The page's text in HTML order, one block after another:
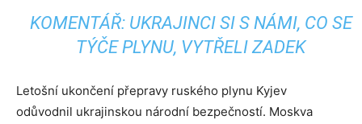
KOMENTÁŘ: UKRAJINCI SI S NÁMI, CO SE
TÝČE PLYNU, VYTŘELI ZADEK
Letošní ukončení přepravy ruského plynu Kyjev
odůvodnil ukrajinskou národní bezpečností. Moskva